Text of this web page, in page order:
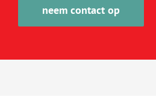
neem contact op